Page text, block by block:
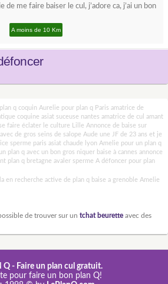
de me faire baiser le cul, j’adore ca, j’ai un bon
A moins de 10 Km
q coquin Aurelie pour plan q Paris amatrice de
coquine asiat suceuse nantes amatrice de cul
amant
faire éclater le culture Lille Annonce de baise sur
de gros seins de salope Aude une JF de 23 ans et je
sperme paris asiat chaude lyon Amelie pour un plan q
plan q avec un bon gros niquer baise à cannes annonce
plan q bretagne avaler sperme A défoncer pour plan
en recherche active de plan q baise a grenoble Amelie
de trouver sur un tchat beurette avec des
Q - Faire un plan cul gratuit.
pour faire un bon plan Q!